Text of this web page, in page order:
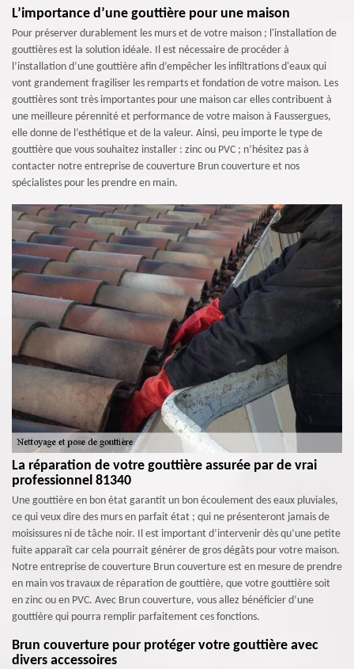
L’importance d’une gouttière pour une maison
Pour préserver durablement les murs et de votre maison ; l'installation de
gouttières est la solution idéale. Il est nécessaire de procéder à
l’installation d’une gouttière afin d’empêcher les infiltrations d'eaux qui
vont grandement fragiliser les remparts et fondation de votre maison. Les
gouttières sont très importantes pour une maison car elles contribuent à
une meilleure pérennité et performance de votre maison à Faussergues,
elle donne de l’esthétique et de la valeur. Ainsi, peu importe le type de
gouttière que vous souhaitez installer : zinc ou PVC ; n’hésitez pas à
contacter notre entreprise de couverture Brun couverture et nos
spécialistes pour les prendre en main.
La réparation de votre gouttière assurée par de vrai
professionnel 81340
Une gouttière en bon état garantit un bon écoulement des eaux pluviales,
ce qui veux dire des murs en parfait état ; qui ne présenteront jamais de
moisissures ni de tâche noir. Il est important d’intervenir dès qu’une petite
fuite apparaît car cela pourrait générer de gros dégâts pour votre maison.
Notre entreprise de couverture Brun couverture est en mesure de prendre
en main vos travaux de réparation de gouttière, que votre gouttière soit
en zinc ou en PVC. Avec Brun couverture, vous allez bénéficier d’une
gouttière qui pourra remplir parfaitement ces fonctions.
Brun couverture pour protéger votre gouttière avec
divers accessoires